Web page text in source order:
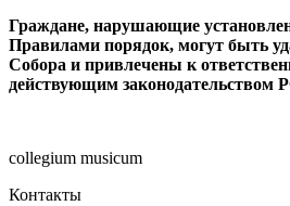
Граждане, нарушающие
Правилами порядок, могут быть
Собора и привлечены к
действующим законодательством
collegium musicum
Контакты